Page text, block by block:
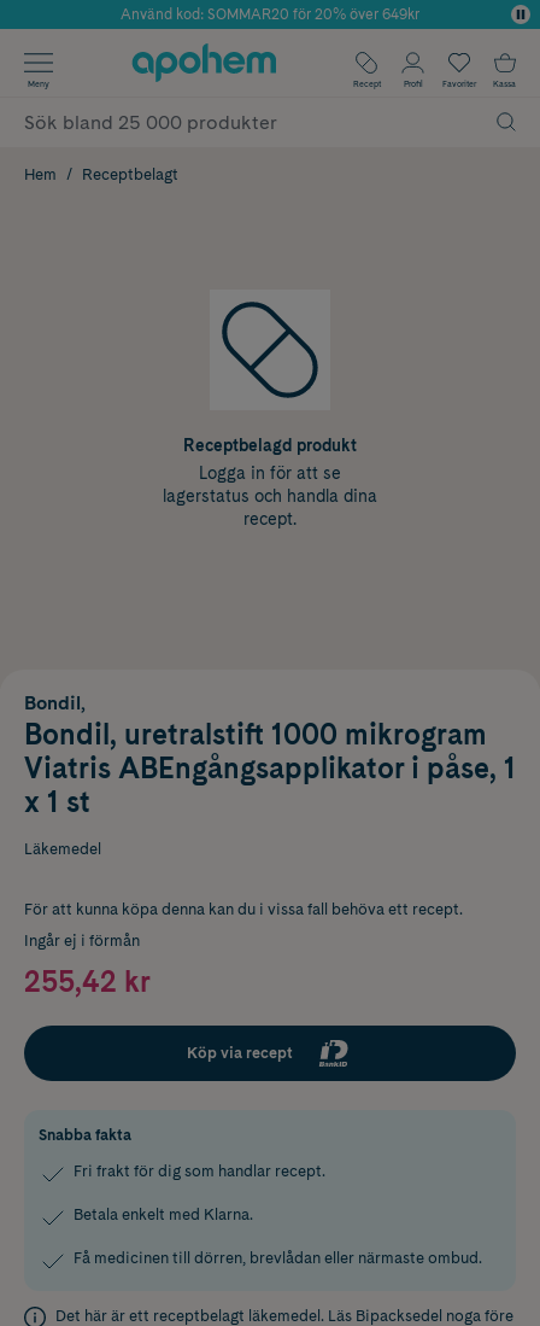
Årets Butik 2025 inom Skönhet
Använd kod: SOMMAR20 för 20% över 649kr
✓ Fri frakt
✓ Poäng på alla köp*
Meny Recept Profil Favoriter Kassa
Hem Receptbelagt
Receptbelagd produkt
Logga in för att se
lagerstatus och handla dina
recept.
Bondil,
Bondil, uretralstift 1000 mikrogram
Viatris ABEngångsapplikator i påse, 1
x 1 st
Läkemedel
För att kunna köpa denna kan du i vissa fall behöva ett recept.
Ingår ej i förmån
255,42 kr
Köp via recept
Snabba fakta
Fri frakt för dig som handlar recept.
Betala enkelt med Klarna.
Få medicinen till dörren, brevlådan eller närmaste ombud.
Det här är ett receptbelagt läkemedel. Läs Bipacksedel noga före